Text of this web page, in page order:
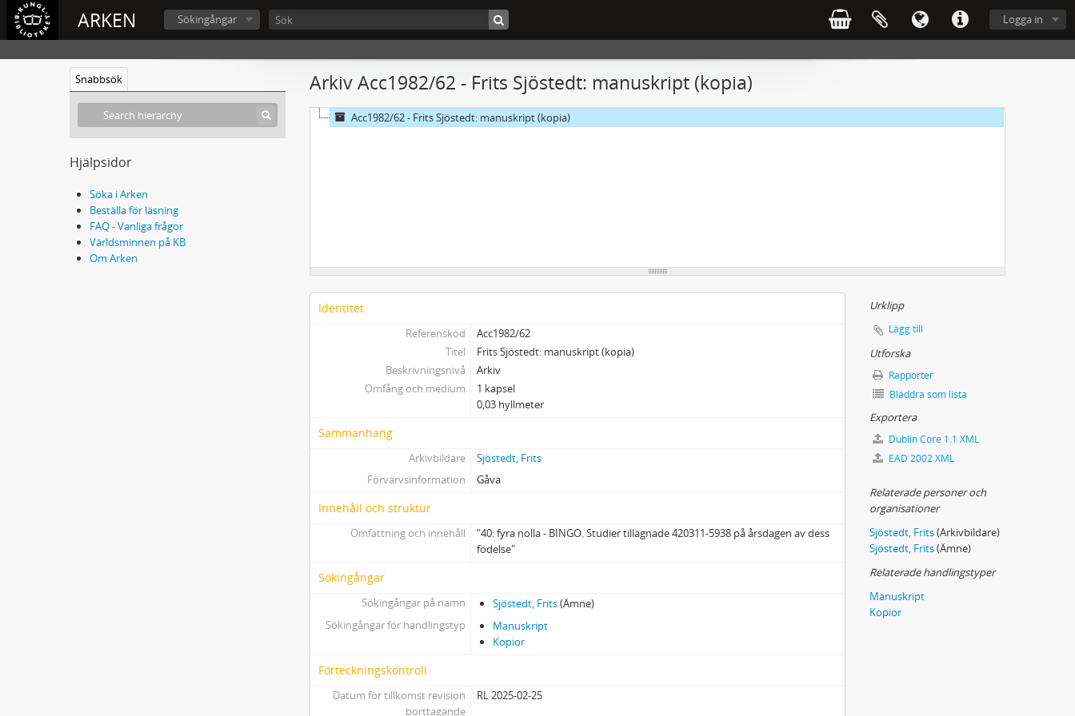
ARKEN Logga in
Sökingångar
Snabbsök
Hjälpsidor
Söka i Arken
Beställa för läsning
FAQ - Vanliga frågor
Världsminnen på KB
Om Arken
Arkiv Acc1982/62 - Frits Sjöstedt: manuskript (kopia)
Acc1982/62 - Frits Sjöstedt: manuskript (kopia)
Identitet
Referenskod
Acc1982/62
Titel
Frits Sjöstedt: manuskript (kopia)
Beskrivningsnivå
Arkiv
Omfång och medium
1 kapsel
0,03 hyllmeter
Sammanhang
Arkivbildare
Sjöstedt, Frits
Förvärvsinformation
Gåva
Innehåll och struktur
Omfattning och innehåll
"40: fyra nolla - BINGO. Studier tillägnade 420311-5938 på årsdagen av dess
födelse"
Sökingångar
Sökingångar på namn Sjöstedt, Frits(Ämne)
Sökingångar för handlingstyp
Manuskript
Kopior
Förteckningskontroll
Datum för tillkomst revision
borttagande
RL 2025-02-25
Urklipp
Lägg till
Utforska
Rapporter
Bläddra som lista
Exportera
Dublin Core 1.1 XML
EAD 2002 XML
Relaterade personer och
organisationer
Sjöstedt, Frits(Arkivbildare)
Sjöstedt, Frits(Ämne)
Relaterade handlingstyper
Manuskript
Kopior